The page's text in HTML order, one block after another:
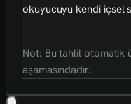
okuyucuyu kendi içsel
Not: Bu tahlil otomatik
aşamasındadır.